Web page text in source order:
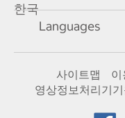
한국
Languages
사이트맵
영상정보처리기